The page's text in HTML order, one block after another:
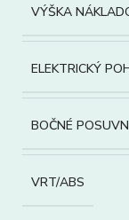
VÝŠKA
ELEKTRICKÝ
BOČNÉ
VRT/ABS